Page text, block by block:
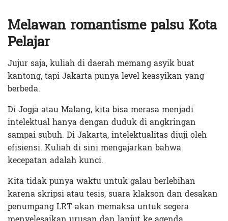
Melawan romantisme palsu Kota
Pelajar
Jujur saja, kuliah di daerah memang asyik buat
kantong, tapi Jakarta punya level keasyikan yang
berbeda.
Di Jogja atau Malang, kita bisa merasa menjadi
intelektual hanya dengan duduk di angkringan
sampai subuh. Di Jakarta, intelektualitas diuji oleh
efisiensi. Kuliah di sini mengajarkan bahwa
kecepatan adalah kunci.
Kita tidak punya waktu untuk galau berlebihan
karena skripsi atau tesis, suara klakson dan desakan
penumpang LRT akan memaksa untuk segera